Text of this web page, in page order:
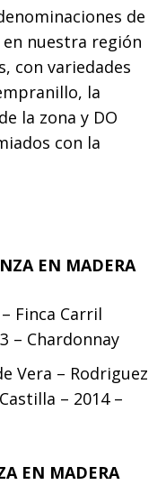
de
nuestra región
con variedades
la
la zona y DO
con la
EN MADERA
Finca Carril
– Chardonnay
Vera – Rodriguez
– 2014 –
EN MADERA